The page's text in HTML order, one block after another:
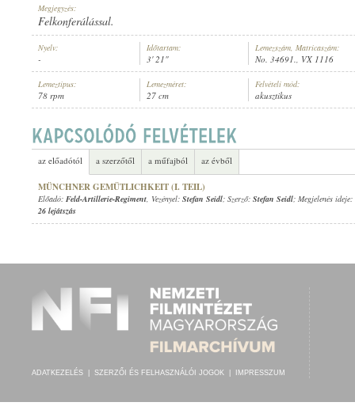
MŰFAJ: EGYVELEG
1906 KÖRÜL
Megjegyzés:
Felkonferálással.
Nyelv:
-
Időtartam:
3' 21"
Lemezszám, Matricaszám:
No. 34691., VX 1116
Lemeztípus:
78 rpm
Lemezméret:
27 cm
Felvételi mód:
akusztikus
az előadótól a szerzőtől a műfajból az évből
MÜNCHNER GEMÜTLICHKEIT (I. TEIL)
Előadó: Feld-Artillerie-Regiment, Vezényel: Stefan Seidl; Szerző: Stefan Seidl; Megjelenés ideje:
26 lejátszás
ADATKEZELÉS SZERZŐI ÉS FELHASZNÁLÓI JOGOK IMPRESSZUM